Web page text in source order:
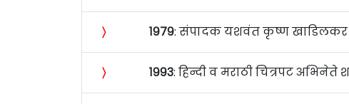
〉 १९७९: संपादक यशवंत कृष्ण खाडिलकर
〉 १९९३: हिन्दी व मराठी चित्रपट